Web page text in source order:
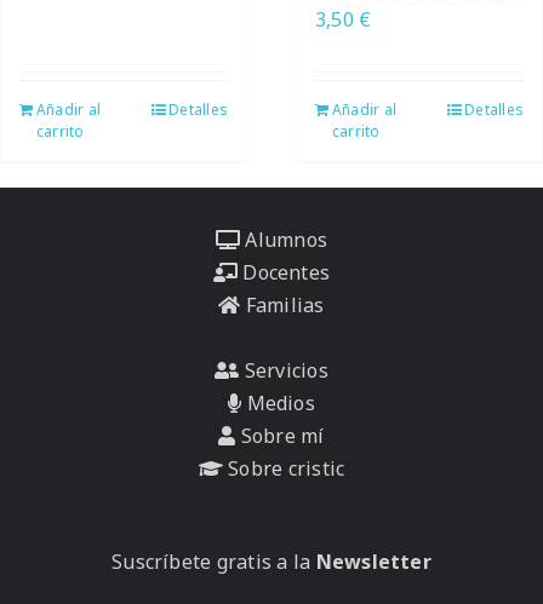
Añadir al
carrito
Detalles
3,50 €
Añadir al
carrito
Detalles
Alumnos
Docentes
Familias
Servicios
Medios
Sobre mí
Sobre cristic
Suscríbete gratis a la Newsletter